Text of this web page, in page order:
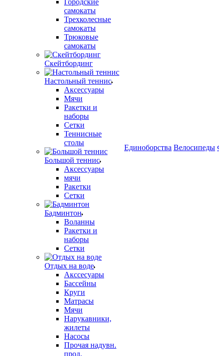
Городские
самокаты
Трехколесные
самокаты
Трюковые
самокаты
Скейтбординг
Настольный теннис
Аксессуары
Мячи
Ракетки и
наборы
Сетки
Теннисные
столы
Большой теннис
Аксессуары
мячи
Ракетки
Сетки
Бадминтон
Воланны
Ракетки и
наборы
Сетки
Отдых на воде
Акссесуары
Бассейны
Круги
Матрасы
Мячи
Нарукавники,
жилеты
Насосы
Прочая надувн.
прод.
Единоборства Велосипеды